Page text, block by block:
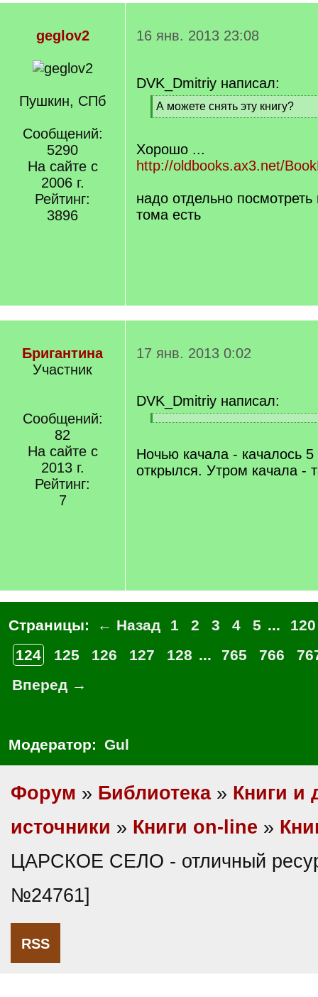
geglov2
Пушкин, СПб
Сообщений:
5290
На сайте с
2006 г.
Рейтинг:
3896
16 янв. 2013 23:08
DVK_Dmitriy написал:
[
q
А можете снять эту книгу?
[
q
]
Хорошо ...
http://oldbooks.ax3.net/
надо отдельно
тома есть
Бригантина
Участник
Сообщений:
82
На сайте с
2013 г.
Рейтинг:
7
17 янв. 2013 0:02
DVK_Dmitriy написал:
[[
q
Ночью качала - качалось 5
открылся. Утром качала -
Страницы: ← Назад 1 2 3 4 5 ...
120
124
125 126 127 128 ... 765 766
Вперед →
Модератор: Gul
Форум » Библиотека» Книги и
источники » Книги on-line »
ЦАРСКОЕ СЕЛО - отличный
№24761]
RSS